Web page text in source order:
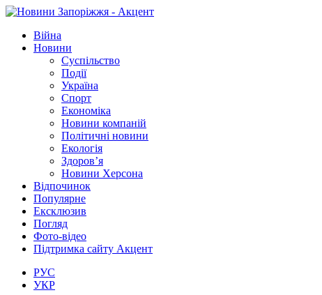
Війна
Новини
Суспільство
Події
Україна
Спорт
Економіка
Новини компаній
Політичні новини
Екологія
Здоров’я
Новини Херсона
Відпочинок
Популярне
Ексклюзив
Погляд
Фото-відео
Підтримка сайту Акцент
РУС
УКР